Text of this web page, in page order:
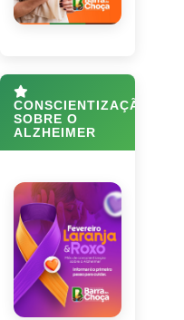
CONSCIENTIZAÇÃO
SOBRE O
ALZHEIMER